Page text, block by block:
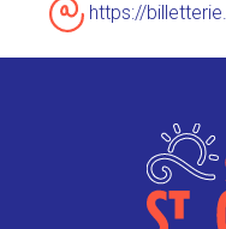
https://